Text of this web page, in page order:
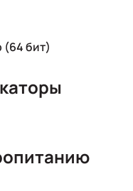
(64 бит)